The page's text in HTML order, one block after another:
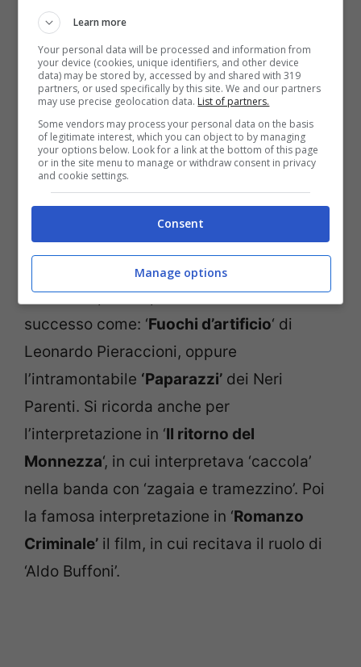
Roberto Brunetti, attore romano scomparso a 55 anni
A soli 55 anni scompare il noto attore
Roberto Brunetti.
cinema e della televisione, ma mai da
protagonista, sempre con ruoli secondari,
ma per i quali è riuscito a farsi amare
molto. Ha partecipato a tanti film di
successo come: ‘Fuochi d’artificio‘ di
Leonardo Pieraccioni, oppure
l’intramontabile ‘Paparazzi’ dei Neri
Parenti. Si ricorda anche per
l’interpretazione in ‘Il ritorno del
Monnezza‘, in cui interpretava ‘caccola’
nella banda con ‘zagaia e tramezzino’. Poi
la famosa interpretazione in ‘Romanzo
Criminale’ il film, in cui recitava il ruolo di
‘Aldo Buffoni’.
Learn more
Your personal data will be processed and information from
your device (cookies, unique identifiers, and other device
data) may be stored by, accessed by and shared with 319
partners, or used specifically by this site. We and our partners
may use precise geolocation data. List of partners.
Some vendors may process your personal data on the basis
of legitimate interest, which you can object to by managing
your options below. Look for a link at the bottom of this page
or in the site menu to manage or withdraw consent in privacy
and cookie settings.
Consent
Manage options